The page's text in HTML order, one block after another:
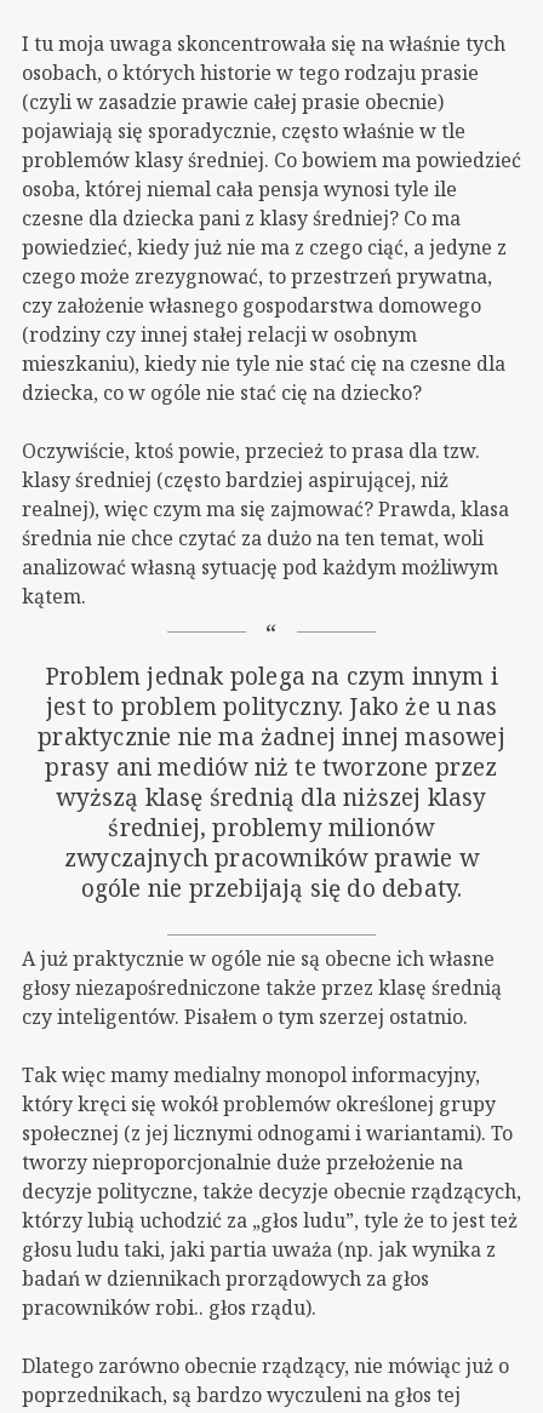
I tu moja uwaga skoncentrowała się na właśnie tych
osobach, o których historie w tego rodzaju prasie
(czyli w zasadzie prawie całej prasie obecnie)
pojawiają się sporadycznie, często właśnie w tle
problemów klasy średniej. Co bowiem ma powiedzieć
osoba, której niemal cała pensja wynosi tyle ile
czesne dla dziecka pani z klasy średniej? Co ma
powiedzieć, kiedy już nie ma z czego ciąć, a jedyne z
czego może zrezygnować, to przestrzeń prywatna,
czy założenie własnego gospodarstwa domowego
(rodziny czy innej stałej relacji w osobnym
mieszkaniu), kiedy nie tyle nie stać cię na czesne dla
dziecka, co w ogóle nie stać cię na dziecko?
Oczywiście, ktoś powie, przecież to prasa dla tzw.
klasy średniej (często bardziej aspirującej, niż
realnej), więc czym ma się zajmować? Prawda, klasa
średnia nie chce czytać za dużo na ten temat, woli
analizować własną sytuację pod każdym możliwym
kątem.
Problem jednak polega na czym innym i
jest to problem polityczny. Jako że u nas
praktycznie nie ma żadnej innej masowej
prasy ani mediów niż te tworzone przez
wyższą klasę średnią dla niższej klasy
średniej, problemy milionów
zwyczajnych pracowników prawie w
ogóle nie przebijają się do debaty.
A już praktycznie w ogóle nie są obecne ich własne
głosy niezapośredniczone także przez klasę średnią
czy inteligentów. Pisałem o tym szerzej ostatnio.
Tak więc mamy medialny monopol informacyjny,
który kręci się wokół problemów określonej grupy
społecznej (z jej licznymi odnogami i wariantami). To
tworzy nieproporcjonalnie duże przełożenie na
decyzje polityczne, także decyzje obecnie rządzących,
którzy lubią uchodzić za „głos ludu”, tyle że to jest też
głosu ludu taki, jaki partia uważa (np. jak wynika z
badań w dziennikach prorządowych za głos
pracowników robi.. głos rządu).
Dlatego zarówno obecnie rządzący, nie mówiąc już o
poprzednikach, są bardzo wyczuleni na głos tej